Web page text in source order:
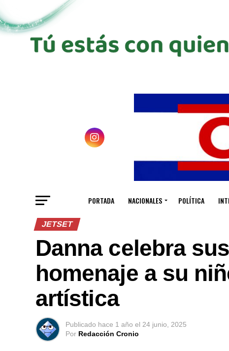
PORTADA NACIONALES POLÍTICA
JETSET
Danna celebra
homenaje a su
artística
Publicado hace 1 año el 24 junio, 2025
Por Redacción Cronio